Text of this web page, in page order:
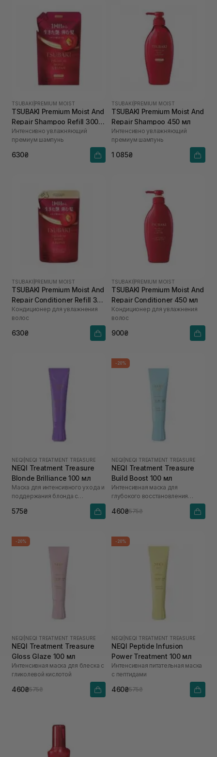
TSUBAKI PREMIUM MOIST
TSUBAKI Premium Moist And
Repair Shampoo Refill 300
мл
Интенсивно увлажняющий
премиум шампунь
630₴
TSUBAKI PREMIUM MOIST
TSUBAKI Premium Moist And
Repair Shampoo 450 мл
Интенсивно увлажняющий
премиум шампунь
1 085₴
TSUBAKI PREMIUM MOIST
TSUBAKI Premium Moist And
Repair Conditioner Refill 300
мл
Кондиционер для увлажнения
волос
630₴
TSUBAKI PREMIUM MOIST
TSUBAKI Premium Moist And
Repair Conditioner 450 мл
Кондиционер для увлажнения
волос
900₴
NEQI NEQI TREATMENT TREASURE
NEQI Treatment Treasure
Blonde Brilliance 100 мл
Маска для интенсивного ухода и
поддержания блонда с
575₴
-20%
NEQI NEQI TREATMENT TREASURE
NEQI Treatment Treasure
Build Boost 100 мл
Интенсивная маска для
глубокого восстановления
волос с малеиновой кислотой
460₴575₴
-20%
NEQI NEQI TREATMENT TREASURE
NEQI Treatment Treasure
Gloss Glaze 100 мл
Интенсивная маска для блеска с
гликолевой кислотой
460₴575₴
-20%
NEQI NEQI TREATMENT TREASURE
NEQI Peptide Infusion
Power Treatment 100 мл
Интенсивная питательная маска
с пептидами
460₴575₴